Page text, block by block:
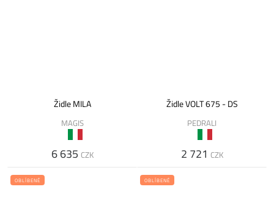
Židle MILA
MAGIS
6 635 CZK
Židle VOLT 675 - DS
PEDRALI
2 721 CZK
OBLÍBENÉ OBLÍBENÉ